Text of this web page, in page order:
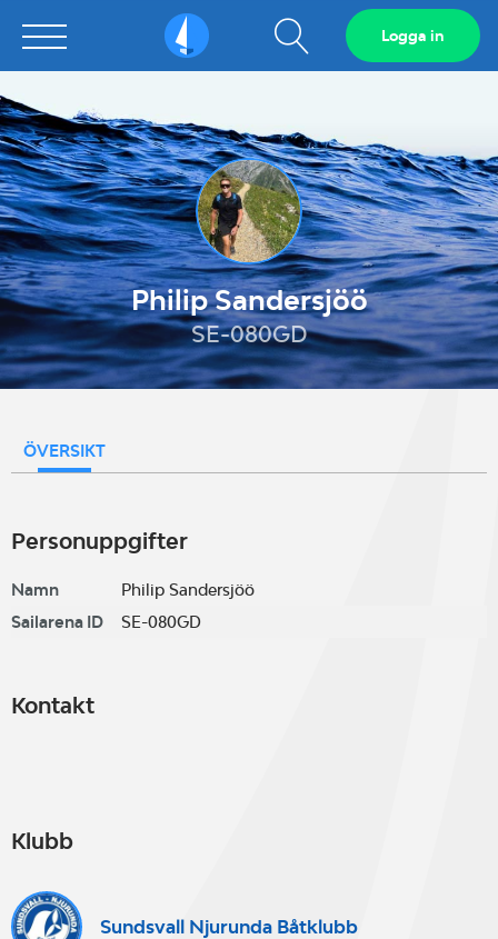
Sailarena Visa
sökfält
Logga in
Philip Sandersjöö
SE-080GD
ÖVERSIKT
Personuppgifter
Namn
Philip Sandersjöö
Sailarena ID
SE-080GD
Kontakt
Klubb
Sundsvall Njurunda Båtklubb